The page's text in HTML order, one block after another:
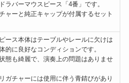
ラバーマウスピース「4番」です。
ャーと純正キャップが付属するセット
ース本体はテーブルやレールに欠けは
的に良好なコンディションです。
態も綺麗で、演奏上の問題はありませ
ガチャーには使用に伴う青錆びがあり